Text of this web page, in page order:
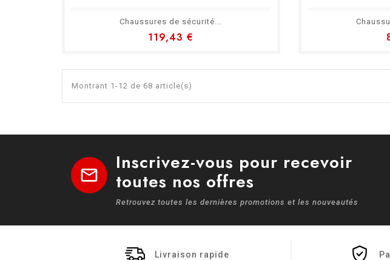
Chaussures de sécurité...
119,43 €
Montrant 1-12 de 68 article(s)
mail
Inscrivez-vous pour recevoir
toutes nos offres
Retrouvez toutes les dernières promotions et les nouveautés
Livraison rapide